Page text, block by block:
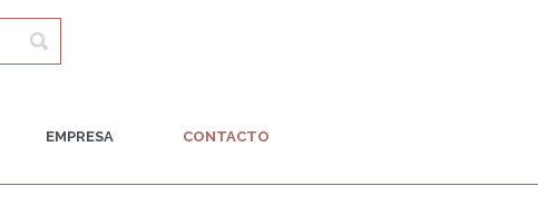
EMPRESA CONTACTO